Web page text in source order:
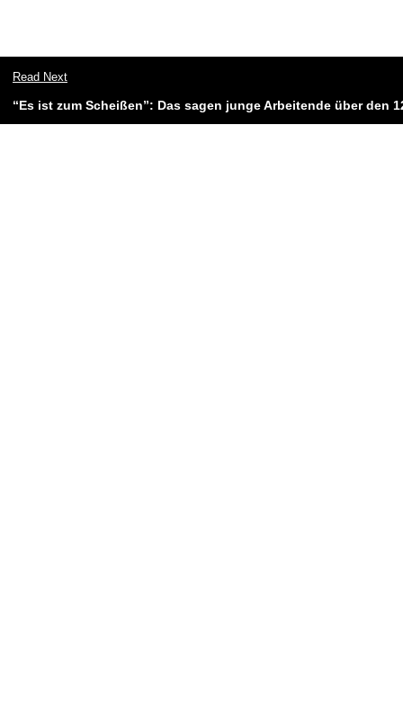
Read Next
“Es ist zum Scheißen”: Das sagen junge Arbeitende über den